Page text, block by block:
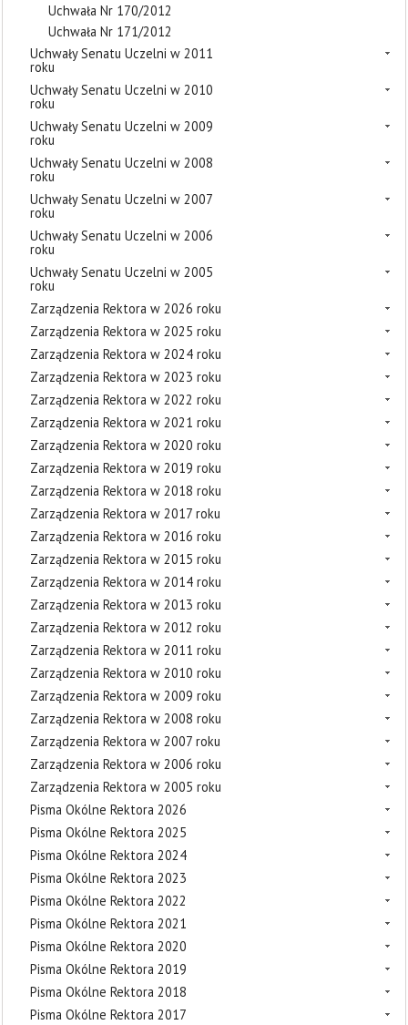
Uchwała Nr 170/2012
Uchwała Nr 171/2012
Uchwały Senatu Uczelni w 2011
roku
Uchwały Senatu Uczelni w 2010
roku
Uchwały Senatu Uczelni w 2009
roku
Uchwały Senatu Uczelni w 2008
roku
Uchwały Senatu Uczelni w 2007
roku
Uchwały Senatu Uczelni w 2006
roku
Uchwały Senatu Uczelni w 2005
roku
Zarządzenia Rektora w 2026 roku
Zarządzenia Rektora w 2025 roku
Zarządzenia Rektora w 2024 roku
Zarządzenia Rektora w 2023 roku
Zarządzenia Rektora w 2022 roku
Zarządzenia Rektora w 2021 roku
Zarządzenia Rektora w 2020 roku
Zarządzenia Rektora w 2019 roku
Zarządzenia Rektora w 2018 roku
Zarządzenia Rektora w 2017 roku
Zarządzenia Rektora w 2016 roku
Zarządzenia Rektora w 2015 roku
Zarządzenia Rektora w 2014 roku
Zarządzenia Rektora w 2013 roku
Zarządzenia Rektora w 2012 roku
Zarządzenia Rektora w 2011 roku
Zarządzenia Rektora w 2010 roku
Zarządzenia Rektora w 2009 roku
Zarządzenia Rektora w 2008 roku
Zarządzenia Rektora w 2007 roku
Zarządzenia Rektora w 2006 roku
Zarządzenia Rektora w 2005 roku
Pisma Okólne Rektora 2026
Pisma Okólne Rektora 2025
Pisma Okólne Rektora 2024
Pisma Okólne Rektora 2023
Pisma Okólne Rektora 2022
Pisma Okólne Rektora 2021
Pisma Okólne Rektora 2020
Pisma Okólne Rektora 2019
Pisma Okólne Rektora 2018
Pisma Okólne Rektora 2017